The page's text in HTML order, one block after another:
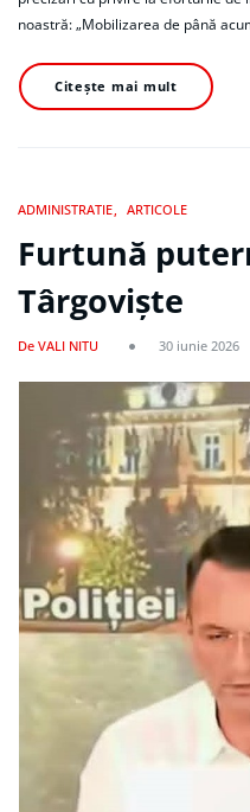
noastră: „Mobilizarea de până
Citește mai mult
ADMINISTRATIE ARTICOLE
Furtună
Târgoviște
De VALI NITU 30 iunie 2026